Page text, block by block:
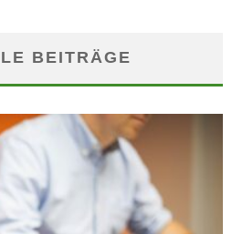
BEITRÄGE